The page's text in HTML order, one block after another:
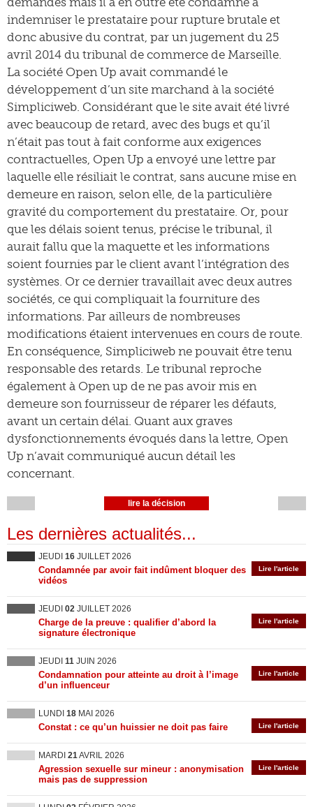
indemniser le prestataire pour rupture brutale et
donc abusive du contrat, par un jugement du 25
avril 2014 du tribunal de commerce de Marseille.
La société Open Up avait commandé le
développement d’un site marchand à la société
Simpliciweb. Considérant que le site avait été livré
avec beaucoup de retard, avec des bugs et qu’il
n’était pas tout à fait conforme aux exigences
contractuelles, Open Up a envoyé une lettre par
laquelle elle résiliait le contrat, sans aucune mise en
demeure en raison, selon elle, de la particulière
gravité du comportement du prestataire. Or, pour
que les délais soient tenus, précise le tribunal, il
aurait fallu que la maquette et les informations
soient fournies par le client avant l’intégration des
systèmes. Or ce dernier travaillait avec deux autres
sociétés, ce qui compliquait la fourniture des
informations. Par ailleurs de nombreuses
modifications étaient intervenues en cours de route.
En conséquence, Simpliciweb ne pouvait être tenu
responsable des retards. Le tribunal reproche
également à Open up de ne pas avoir mis en
demeure son fournisseur de réparer les défauts,
avant un certain délai. Quant aux graves
dysfonctionnements évoqués dans la lettre, Open
Up n’avait communiqué aucun détail les
concernant.
lire la décision
Les dernières actualités...
JEUDI 16 JUILLET 2026
Lire l'article
Condamnée par avoir fait indûment bloquer des
vidéos
JEUDI 02 JUILLET 2026
Lire l'article
Charge de la preuve : qualifier d’abord la
signature électronique
JEUDI 11 JUIN 2026
Lire l'article
Condamnation pour atteinte au droit à l’image
d’un influenceur
LUNDI 18 MAI 2026
Lire l'article
Constat : ce qu’un huissier ne doit pas faire
MARDI 21AVRIL 2026
Lire l'article
Agression sexuelle sur mineur : anonymisation
mais pas de suppression